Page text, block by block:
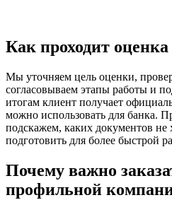
Как проходит оценка
Мы уточняем цель оценки,
согласовываем этапы работы и
итогам клиент получает
можно использовать для банка.
подскажем, каких документов не
подготовить для более быстрой
Почему важно
профильной